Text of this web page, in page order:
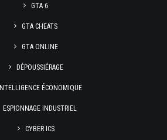
GTA 6
GTA CHEATS
GTA ONLINE
DÉPOUSSIÉRAGE
INTELLIGENCE ÉCONOMIQUE
ESPIONNAGE INDUSTRIEL
CYBER ICS